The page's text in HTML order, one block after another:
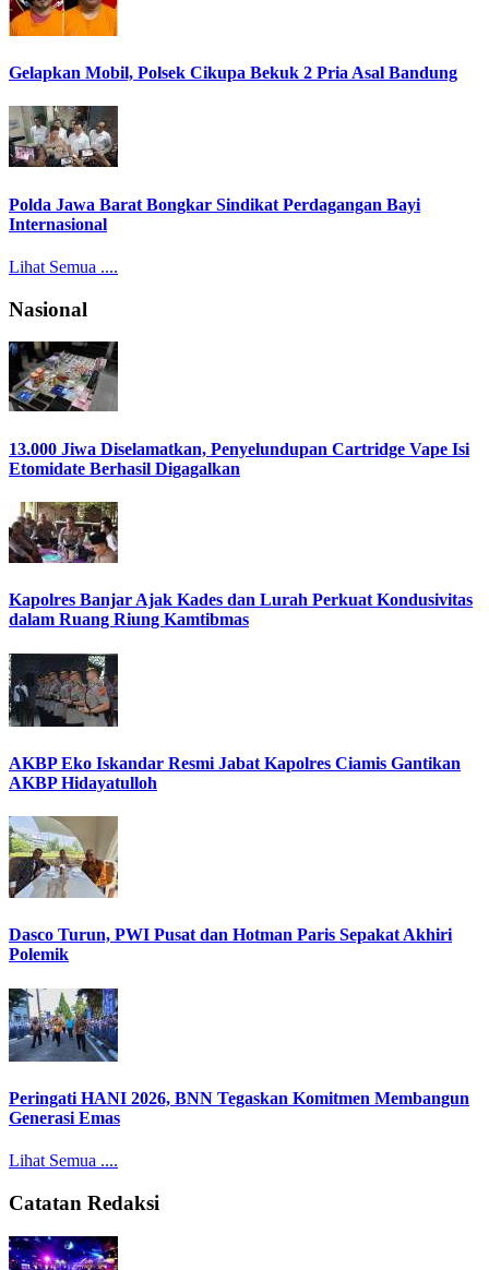
Gelapkan Mobil, Polsek Cikupa Bekuk 2 Pria Asal Bandung
Polda Jawa Barat Bongkar Sindikat Perdagangan Bayi
Internasional
Lihat Semua ....
Nasional
13.000 Jiwa Diselamatkan, Penyelundupan Cartridge Vape Isi
Etomidate Berhasil Digagalkan
Kapolres Banjar Ajak Kades dan Lurah Perkuat Kondusivitas
dalam Ruang Riung Kamtibmas
AKBP Eko Iskandar Resmi Jabat Kapolres Ciamis Gantikan
AKBP Hidayatulloh
Dasco Turun, PWI Pusat dan Hotman Paris Sepakat Akhiri
Polemik
Peringati HANI 2026, BNN Tegaskan Komitmen Membangun
Generasi Emas
Lihat Semua ....
Catatan Redaksi